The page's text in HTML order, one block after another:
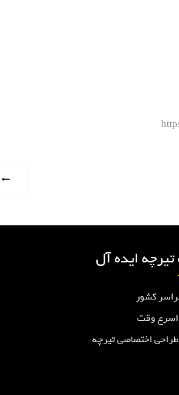
ایده آل
کشور
اسرع وقت
اختصاصی تیرچه